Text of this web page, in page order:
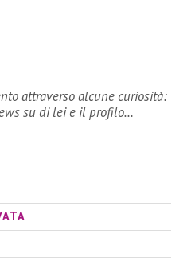
attraverso alcune curiosità:
su di lei e il profilo…